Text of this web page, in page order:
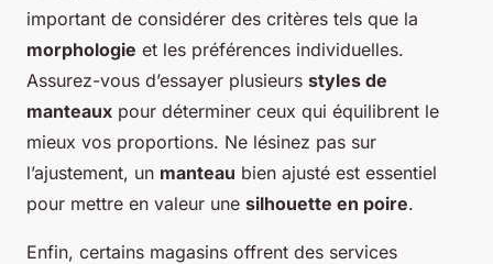
important de considérer des critères tels que la
morphologie et les préférences individuelles.
Assurez-vous d’essayer plusieurs styles de
manteaux pour déterminer ceux qui équilibrent le
mieux vos proportions. Ne lésinez pas sur
l’ajustement, un manteau bien ajusté est essentiel
pour mettre en valeur une silhouette en poire.
Enfin, certains magasins offrent des services